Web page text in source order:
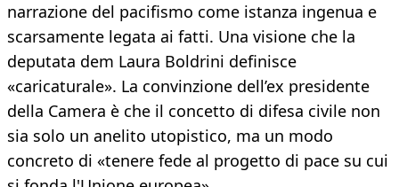
narrazione del pacifismo come istanza ingenua e
scarsamente legata ai fatti. Una visione che la
deputata dem Laura Boldrini definisce
«caricaturale». La convinzione dell’ex presidente
della Camera è che il concetto di difesa civile non
sia solo un anelito utopistico, ma un modo
concreto di «tenere fede al progetto di pace su cui